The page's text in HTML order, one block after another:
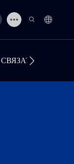
СВЯЗАТЬСЯ С